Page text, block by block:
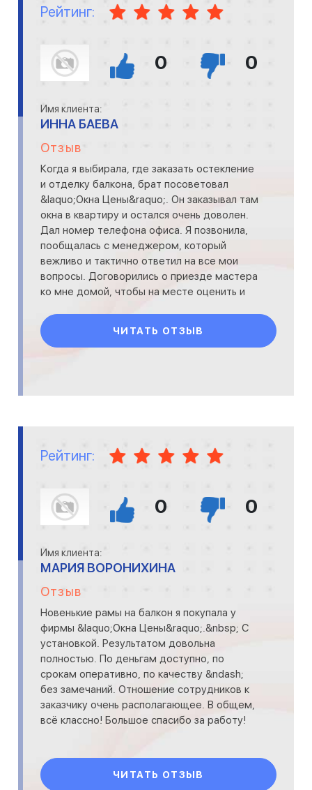
Рейтинг:
0 0
Имя клиента:
ИННА БАЕВА
Отзыв
Когда я выбирала, где заказать остекление
и отделку балкона, брат посоветовал
&laquo;Окна Цены&raquo;. Он заказывал там
окна в квартиру и остался очень доволен.
Дал номер телефона офиса. Я позвонила,
пообщалась с менеджером, который
вежливо и тактично ответил на все мои
вопросы. Договорились о приезде мастера
ко мне домой, чтобы на месте оценить и
ЧИТАТЬ ОТЗЫВ
Рейтинг:
0 0
Имя клиента:
МАРИЯ ВОРОНИХИНА
Отзыв
Новенькие рамы на балкон я покупала у
фирмы &laquo;Окна Цены&raquo;.&nbsp; С
установкой. Результатом довольна
полностью. По деньгам доступно, по
срокам оперативно, по качеству &ndash;
без замечаний. Отношение сотрудников к
заказчику очень располагающее. В общем,
всё классно! Большое спасибо за работу!
ЧИТАТЬ ОТЗЫВ